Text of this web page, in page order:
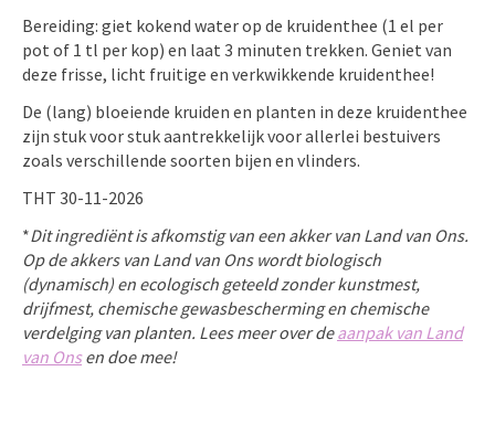
Bereiding: giet kokend water op de kruidenthee (1 el per
pot of 1 tl per kop) en laat 3 minuten trekken. Geniet van
deze frisse, licht fruitige en verkwikkende kruidenthee!
De (lang) bloeiende kruiden en planten in deze kruidenthee
zijn stuk voor stuk aantrekkelijk voor allerlei bestuivers
zoals verschillende soorten bijen en vlinders.
THT 30-11-2026
*Dit ingrediënt is afkomstig van een akker van Land van Ons.
Opde akkers van Land van Ons wordt biologisch
(dynamisch) en ecologisch geteeld zonder kunstmest,
drijfmest, chemische gewasbescherming en chemische
verdelging van planten. Lees meer over deaanpak van Land
van Onsen doe mee!